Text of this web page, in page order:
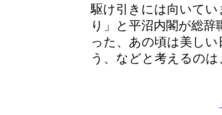
駆け引きには向いて
り」と平沼内閣が総
った、あの頃は美し
う、などと考えるの